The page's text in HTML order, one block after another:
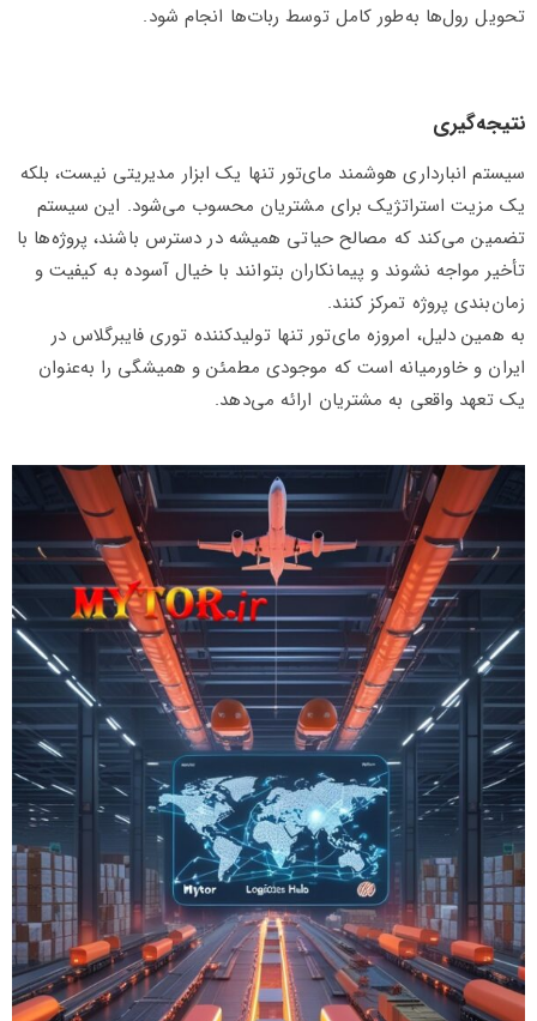
تحویل رول‌ها به‌طور کامل توسط ربات‌ها انجام شود.
نتیجه‌گیری
سیستم انبارداری هوشمند مای‌تور تنها یک ابزار مدیریتی نیست، بلکه
یک مزیت استراتژیک برای مشتریان محسوب می‌شود. این سیستم
تضمین می‌کند که مصالح حیاتی همیشه در دسترس باشند، پروژه‌ها با
تأخیر مواجه نشوند و پیمانکاران بتوانند با خیال آسوده به کیفیت و
زمان‌بندی پروژه تمرکز کنند.
به همین دلیل، امروزه مای‌تور تنها تولیدکننده توری فایبرگلاس در
ایران و خاورمیانه است که موجودی مطمئن و همیشگی را به‌عنوان
یک تعهد واقعی به مشتریان ارائه می‌دهد.